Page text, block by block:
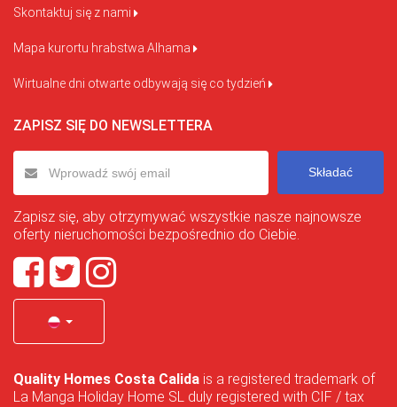
Skontaktuj się z nami
Mapa kurortu hrabstwa Alhama
Wirtualne dni otwarte odbywają się co tydzień
ZAPISZ SIĘ DO NEWSLETTERA
Składać
Zapisz się, aby otrzymywać wszystkie nasze najnowsze
oferty nieruchomości bezpośrednio do Ciebie.
Quality Homes Costa Calida is a registered trademark of
La Manga Holiday Home SL duly registered with CIF / tax